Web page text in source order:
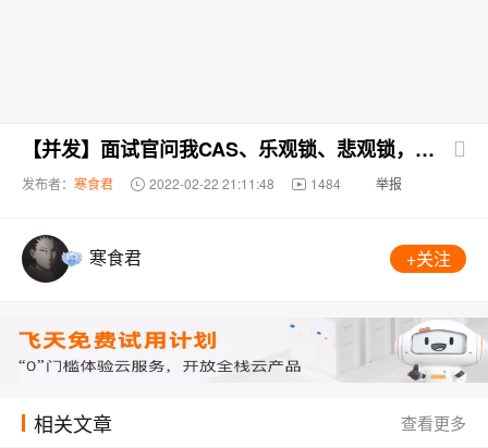
【并发】面试官问我CAS、乐观锁、悲观锁，我反手就是骑脸输出
发布者： 寒食君 2022-02-22 21:11:48 1484 举报
寒食君 +关注
相关文章 查看更多